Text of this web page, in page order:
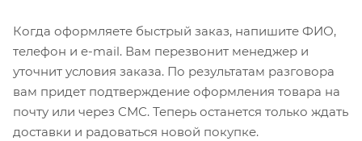
Когда оформляете быстрый заказ, напишите ФИО,
телефон и e-mail. Вам перезвонит менеджер и
уточнит условия заказа. По результатам разговора
вам придет подтверждение оформления товара на
почту или через СМС. Теперь останется только ждать
доставки и радоваться новой покупке.